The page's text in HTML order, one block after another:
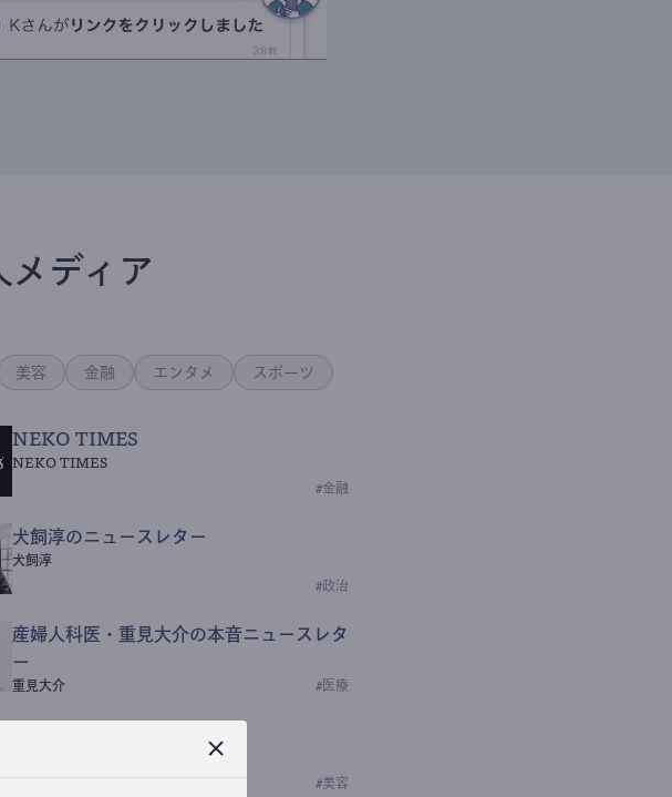
ディア
美容 金融 エンタメ スポーツ
NEKO TIMES
NEKO TIMES
#金融
犬飼淳のニュースレター
犬飼淳
#政治
産婦人科医・重見大介の本音ニュースレタ
ー
重見大介 # 医療
なつなつ（化粧品・皮膚科学の研究者）
#美容